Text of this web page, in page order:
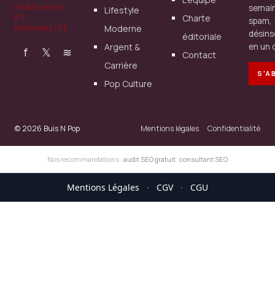
FRAÎCHEUR
ET
ORIGINALITÉ
f 𝕏 ≋
Lifestyle
Moderne
Argent &
Carrière
Pop Culture
Charte
éditoriale
Contact
spam,
en un
© 2026 Buis N Pop Mentions légales Confidentialité
Nos recommandations : audit SEO gratuit ·consultant SEO
Mentions Légales · CGV · CGU